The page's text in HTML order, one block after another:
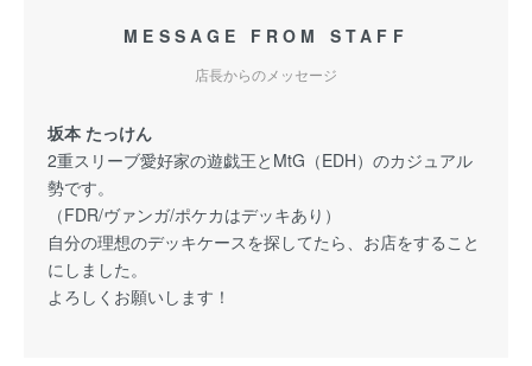
MESSAGE FROM STAFF
店長からのメッセージ
坂本 たっけん
2重スリーブ愛好家の遊戯王とMtG（EDH）のカジュアル
勢です。
（FDR/ヴァンガ/ポケカはデッキあり）
自分の理想のデッキケースを探してたら、お店をすること
にしました。
よろしくお願いします！